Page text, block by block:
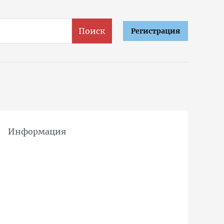
Поиск Регистрация
Информация